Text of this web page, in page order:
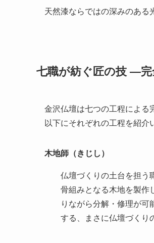
天然漆ならではの深みのある
七職が紡ぐ匠の技 ―
金沢仏壇は七つの工程による
以下にそれぞれの工程を紹介
木地師（きじし）
仏壇づくりの土台を担う
骨組みとなる木地を製作
りながら分解・修理が
する、まさに仏壇づくり